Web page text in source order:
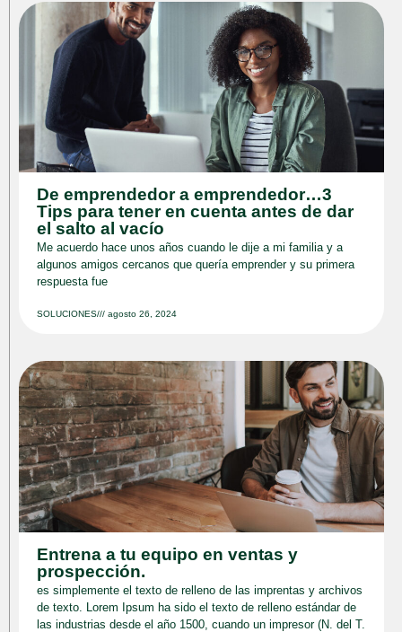
De emprendedor a emprendedor…3
Tips para tener en cuenta antes de dar
el salto al vacío
Me acuerdo hace unos años cuando le dije a mi familia y a
algunos amigos cercanos que quería emprender y su primera
respuesta fue
SOLUCIONES/// agosto 26, 2024
Entrena a tu equipo en ventas y
prospección.
es simplemente el texto de relleno de las imprentas y archivos
de texto. Lorem Ipsum ha sido el texto de relleno estándar de
las industrias desde el año 1500, cuando un impresor (N. del T.